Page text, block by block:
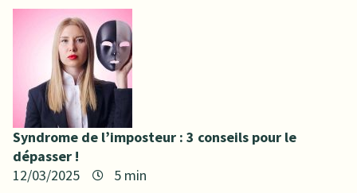
Syndrome de l’imposteur : 3 conseils pour le
dépasser !
12/03/2025